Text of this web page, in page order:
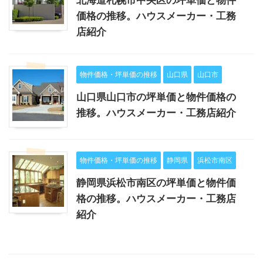
価格の推移。ハウスメーカー・工務
店紹介
物件価格・坪単価の推移 山口県 山口市
山口県山口市の坪単価と物件価格の
推移。ハウスメーカー・工務店紹介
物件価格・坪単価の推移 静岡県 浜松市南区
静岡県浜松市南区の坪単価と物件価
格の推移。ハウスメーカー・工務店
紹介